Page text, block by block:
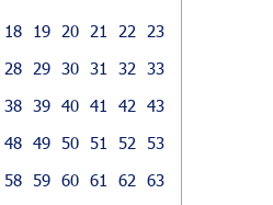
18 19 20 21 22
23
28 29 30 31 32
33
38 39 40 41 42
43
48 49 50 51 52
53
58 59 60 61 62
63